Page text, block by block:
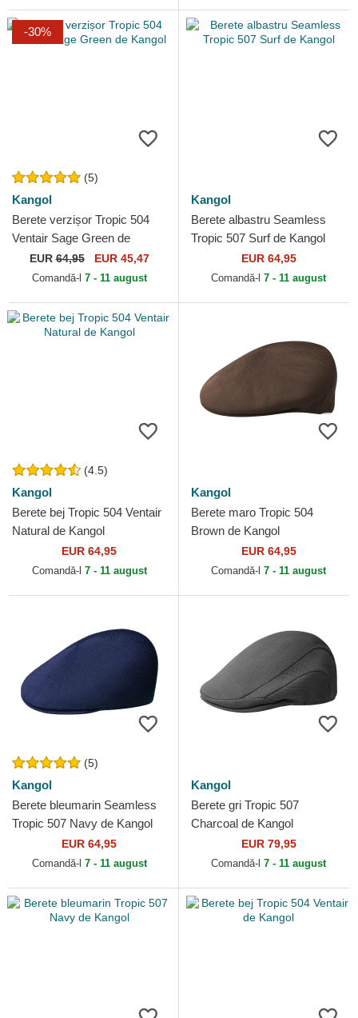
-30%
(5)
Kangol
Berete verzișor Tropic 504
Ventair Sage Green de
Kangol
EUR64,95 EUR 45,47
Comandă-l 7 - 11 august
Kangol
Berete albastru Seamless
Tropic 507 Surf de Kangol
EUR 64,95
Comandă-l 7 - 11 august
(4.5)
Kangol
Berete bej Tropic 504 Ventair
Natural de Kangol
EUR 64,95
Comandă-l 7 - 11 august
Kangol
Berete maro Tropic 504
Brown de Kangol
EUR 64,95
Comandă-l 7 - 11 august
(5)
Kangol
Berete bleumarin Seamless
Tropic 507 Navy de Kangol
EUR 64,95
Comandă-l 7 - 11 august
Kangol
Berete gri Tropic 507
Charcoal de Kangol
EUR 79,95
Comandă-l 7 - 11 august